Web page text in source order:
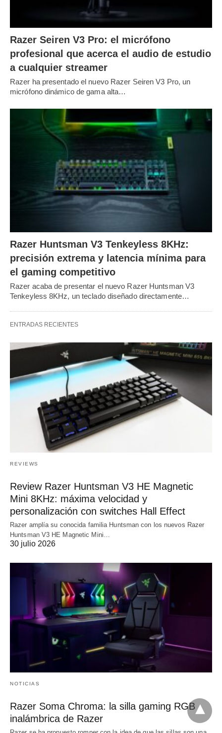
Razer Seiren V3 Pro: el micrófono
profesional que acerca el audio de estudio
a cualquier streamer
Razer ha presentado el nuevo Razer Seiren V3 Pro, un
micrófono dinámico de gama alta…
Razer Huntsman V3 Tenkeyless 8KHz:
precisión extrema y latencia mínima para
el gaming competitivo
Razer acaba de presentar el nuevo Razer Huntsman V3
Tenkeyless 8KHz, un teclado diseñado directamente…
ENTRADAS RECIENTES
REVIEWS
Review Razer Huntsman V3 HE Magnetic
Mini 8KHz: máxima velocidad y
personalización con switches Hall Effect
Razer amplía su conocida familia Huntsman con los nuevos Razer
Huntsman V3 HE Magnetic Mini…
30 julio 2026
NOTICIAS
Razer Soma Chroma: la silla gaming RGB
inalámbrica de Razer